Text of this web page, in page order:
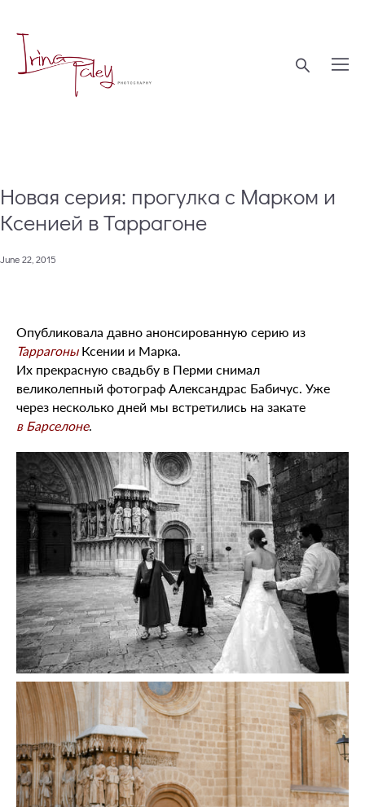
June 22, 2015
Новая серия: прогулка с Марком и
Ксенией в Таррагоне
Опубликовала давно анонсированную серию из
ТаррагоныКсении и Марка.
Их прекрасную свадьбу в Перми снимал
великолепный фотограф Александрас Бабичус. Уже
через несколько дней мы встретились на закате
в Барселоне.